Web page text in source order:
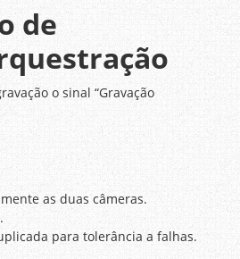
de
o sinal “Gravação
as duas câmeras.
para tolerância a falhas.